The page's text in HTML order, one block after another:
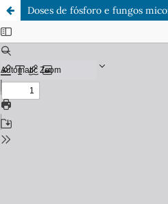
Doses de fósforo e fungos